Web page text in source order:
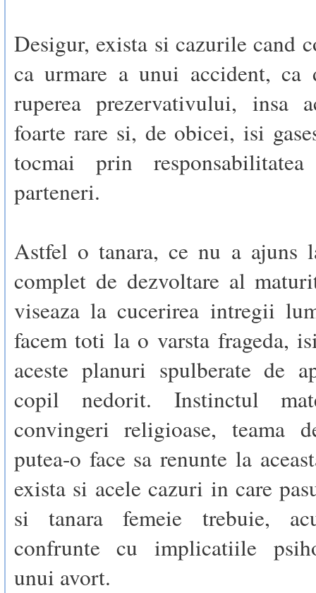
Desigur, exista si cazurile cand
ca urmare a unui accident, ca
ruperea prezervativului, insa
foarte rare si, de obicei, isi
tocmai prin
parteneri.
Astfel o tanara, ce nu a ajuns
complet de dezvoltare al
viseaza la cucerirea intregii
facem toti la o varsta frageda,
aceste planuri spulberate de
copil nedorit. Instinctul
convingeri religioase, teama
putea-o face sa renunte la
exista si acele cazuri in care
si tanara femeie trebuie,
confrunte cu implicatiile
unui avort.